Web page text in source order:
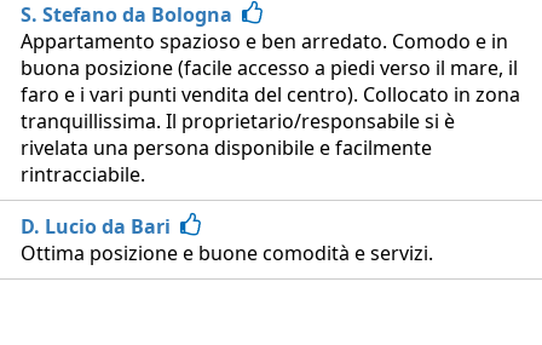
S. Stefano da Bologna
Appartamento spazioso e ben arredato. Comodo e in
buona posizione (facile accesso a piedi verso il mare, il
faro e i vari punti vendita del centro). Collocato in zona
tranquillissima. Il proprietario/responsabile si è
rivelata una persona disponibile e facilmente
rintracciabile.
D. Lucio da Bari
Ottima posizione e buone comodità e servizi.